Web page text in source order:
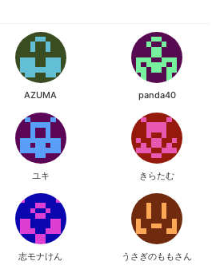
AZUMA panda40
ユキ きらたむ
志モナけん うさぎのももさん